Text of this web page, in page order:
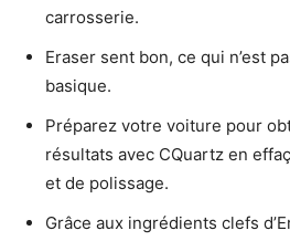
carrosserie.
Eraser sent bon, ce qui n’est
basique.
Préparez votre voiture pour
résultats avec CQuartz en
et de polissage.
Grâce aux ingrédients clefs